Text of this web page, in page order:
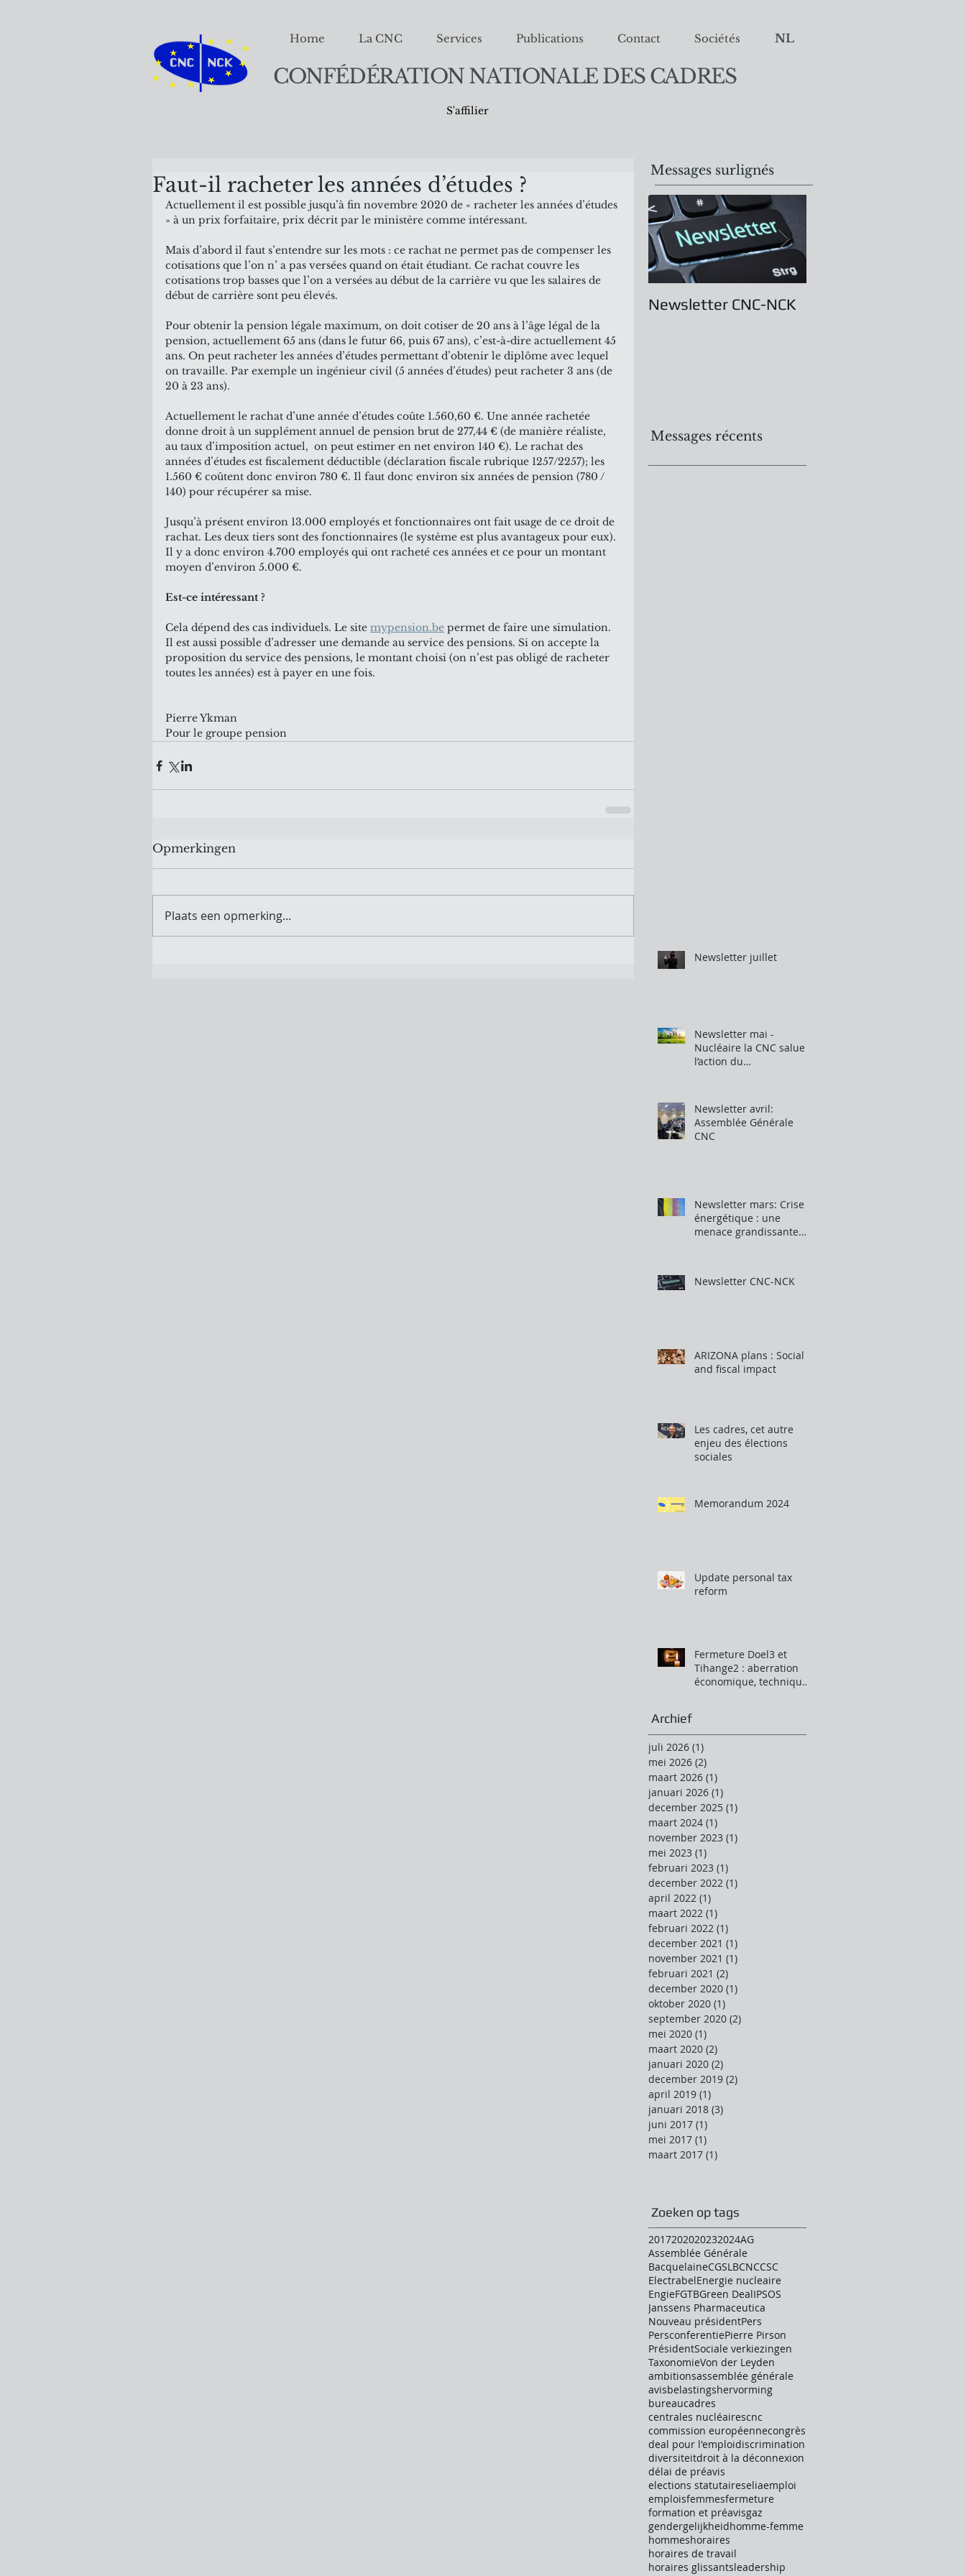
Home La CNC Services Publications Contact Sociétés NL
CONFÉDÉRATION NATIONALE DES CADRES
S'affilier
Faut-il racheter les années d’études ?
Actuellement il est possible jusqu’à fin novembre 2020 de « racheter les années d’études
» à un prix forfaitaire, prix décrit par le ministère comme intéressant.
Mais d’abord il faut s’entendre sur les mots : ce rachat ne permet pas de compenser les
cotisations que l’on n’ a pas versées quand on était étudiant. Ce rachat couvre les
cotisations trop basses que l’on a versées au début de la carrière vu que les salaires de
début de carrière sont peu élevés.
Pour obtenir la pension légale maximum, on doit cotiser de 20 ans à l’âge légal de la
pension, actuellement 65 ans (dans le futur 66, puis 67 ans), c’est-à-dire actuellement 45
ans. On peut racheter les années d’études permettant d’obtenir le diplôme avec lequel
on travaille. Par exemple un ingénieur civil (5 années d’études) peut racheter 3 ans (de
20 à 23 ans).
Actuellement le rachat d’une année d’études coûte 1.560,60 €. Une année rachetée
donne droit à un supplément annuel de pension brut de 277,44 € (de manière réaliste,
au taux d’imposition actuel,  on peut estimer en net environ 140 €). Le rachat des
années d’études est fiscalement déductible (déclaration fiscale rubrique 1257/2257); les
1.560 € coûtent donc environ 780 €. Il faut donc environ six années de pension (780 /
140) pour récupérer sa mise.
Jusqu’à présent environ 13.000 employés et fonctionnaires ont fait usage de ce droit de
rachat. Les deux tiers sont des fonctionnaires (le système est plus avantageux pour eux).
Il y a donc environ 4.700 employés qui ont racheté ces années et ce pour un montant
moyen d’environ 5.000 €.
Est-ce intéressant ?
Cela dépend des cas individuels. Le site mypension.be permet de faire une simulation.
Il est aussi possible d’adresser une demande au service des pensions. Si on accepte la
proposition du service des pensions, le montant choisi (on n’est pas obligé de racheter
toutes les années) est à payer en une fois.
Pierre Ykman
Pour le groupe pension
Opmerkingen
Plaats een opmerking...
Messages surlignés
Newsletter CNC-NCK
Messages récents
Newsletter juillet
Newsletter mai -
Nucléaire la CNC salue
l’action du
Newsletter avril:
Assemblée Générale
CNC
Newsletter mars: Crise
énergétique : une
menace grandissante
Newsletter CNC-NCK
ARIZONA plans : Social
and fiscal impact
Les cadres, cet autre
enjeu des élections
sociales
Memorandum 2024
Update personal tax
reform
Fermeture Doel3 et
Tihange2 : aberration
économique, technique
Archief
juli 2026 (1)
mei 2026 (2)
maart 2026 (1)
januari 2026 (1)
december 2025 (1)
maart 2024 (1)
november 2023 (1)
mei 2023 (1)
februari 2023 (1)
december 2022 (1)
april 2022 (1)
maart 2022 (1)
februari 2022 (1)
december 2021 (1)
november 2021 (1)
februari 2021 (2)
december 2020 (1)
oktober 2020 (1)
september 2020 (2)
mei 2020 (1)
maart 2020 (2)
januari 2020 (2)
december 2019 (2)
april 2019 (1)
januari 2018 (3)
juni 2017 (1)
mei 2017 (1)
maart 2017 (1)
Zoeken op tags
2017202020232024AG
Assemblée Générale
BacquelaineCGSLBCNCCSC
ElectrabelEnergie nucleaire
EngieFGTBGreen DealIPSOS
Janssens Pharmaceutica
Nouveau présidentPers
PersconferentiePierre Pirson
PrésidentSociale verkiezingen
TaxonomieVon der Leyden
ambitionsassemblée générale
avisbelastingshervorming
bureaucadres
centrales nucléairescnc
commission européennecongrès
deal pour l'emploidiscrimination
diversiteitdroit à la déconnexion
délai de préavis
elections statutaireseliaemploi
emploisfemmesfermeture
formation et préavisgaz
gendergelijkheidhomme-femme
hommeshoraires
horaires de travail
horaires glissantsleadership